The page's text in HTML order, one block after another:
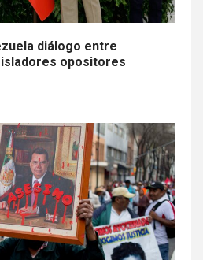
diálogo entre
opositores